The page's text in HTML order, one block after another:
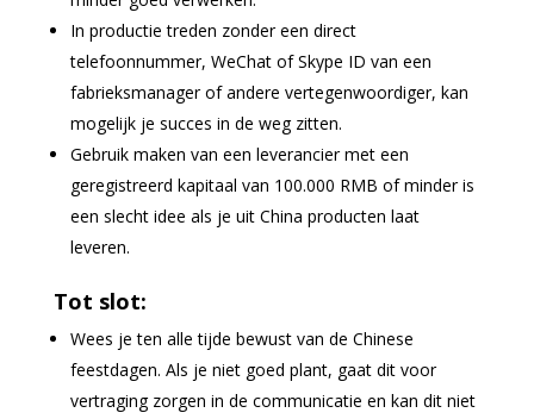
In productie treden zonder een direct
telefoonnummer, WeChat of Skype ID van een
fabrieksmanager of andere vertegenwoordiger, kan
mogelijk je succes in de weg zitten.
Gebruik maken van een leverancier met een
geregistreerd kapitaal van 100.000 RMB of minder is
een slecht idee als je uit China producten laat
leveren.
Tot slot:
Wees je ten alle tijde bewust van de Chinese
feestdagen. Als je niet goed plant, gaat dit voor
vertraging zorgen in de communicatie en kan dit niet